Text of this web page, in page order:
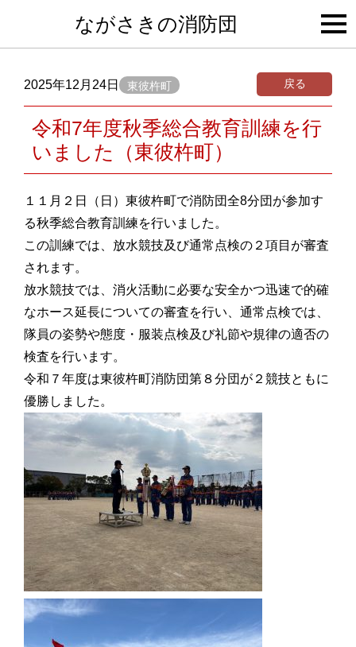
ながさきの消防団
2025年12月24日 東彼杵町 戻る
令和7年度秋季総合教育訓練を行
いました（東彼杵町）
１１月２日（日）東彼杵町で消防団全8分団が参加す
る秋季総合教育訓練を行いました。
この訓練では、放水競技及び通常点検の２項目が審査
されます。
放水競技では、消火活動に必要な安全かつ迅速で的確
なホース延長についての審査を行い、通常点検では、
隊員の姿勢や態度・服装点検及び礼節や規律の適否の
検査を行います。
令和７年度は東彼杵町消防団第８分団が２競技ともに
優勝しました。